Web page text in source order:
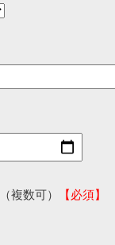
複数可）
【必須】